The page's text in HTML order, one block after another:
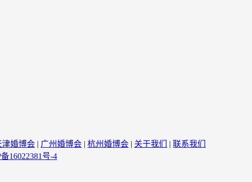
津婚博会 | 广州婚博会 | 杭州婚博会 | 关于我们 | 联系我们
16022381号-4